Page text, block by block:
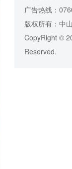
广告热线：
版权所有：中
CopyRight ©
Reserved.